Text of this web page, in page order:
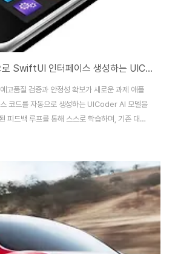
애플, 자동화 피드백으로 SwiftUI 인터페이스 생성하는 UICoder 발표
고품질 검증과 안정성 확보가 새로운 과제 애플
코드를 자동으로 생성하는 UICoder AI 모델을
피드백 루프를 통해 스스로 학습하며, 기존 대형
서 보여주던 한계를 극복했다. 약 100만 개의
백 루프를 통해 스스로 학습하는 방식으로 개발
Finetuning Large Language
Interface Code through Automated
상세히..